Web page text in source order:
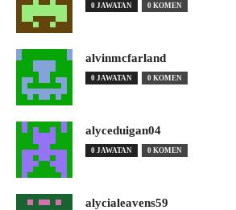
0 JAWATAN 0 KOMEN
alvinmcfarland
0 JAWATAN 0 KOMEN
alyceduigan04
0 JAWATAN 0 KOMEN
alycialeavens59